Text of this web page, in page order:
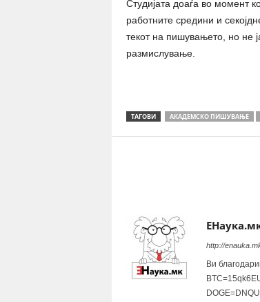
Студијата доаѓа во момент
работните средини и
текот на пишувањето, но не
размислување.
ТАГОВИ АКАДЕМСКО ПИШУВАЊЕ
http://
Ви